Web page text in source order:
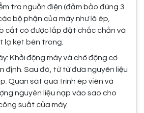
tra nguồn điện (đảm bảo đúng 3
bộ phận của máy như lô ép,
cắt có được lắp đặt chắc chắn và
lạ kẹt bên trong.
Khởi động máy và chờ động cơ
định. Sau đó, từ từ đưa nguyên liệu
Quan sát quá trình ép viên và
nguyên liệu nạp vào sao cho
suất của máy.